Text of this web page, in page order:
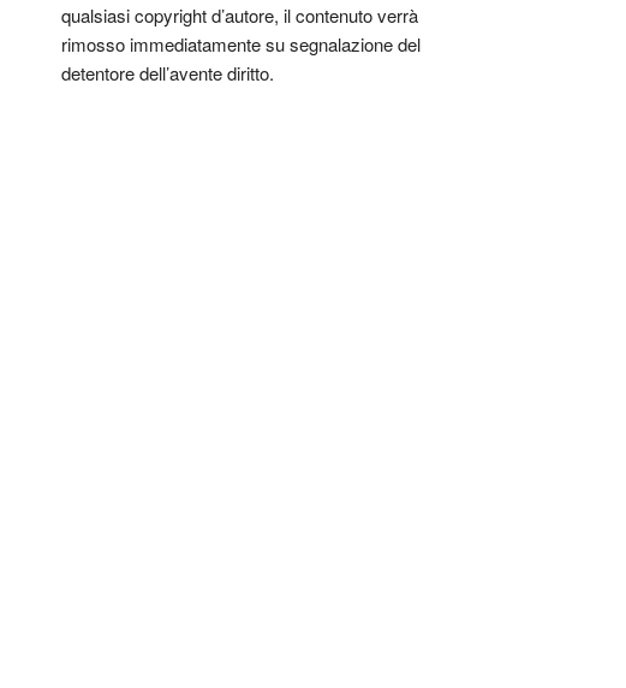
qualsiasi copyright d’autore, il contenuto verrà
rimosso immediatamente su segnalazione del
detentore dell’avente diritto.